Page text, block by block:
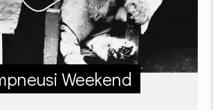
Weekend